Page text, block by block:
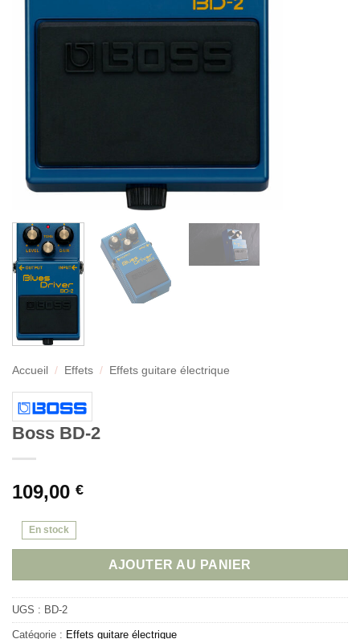
Accueil / Effets / Effets guitare électrique
Boss BD-2
109,00 €
En stock
AJOUTER AU PANIER
UGS : BD-2
Catégorie : Effets guitare électrique